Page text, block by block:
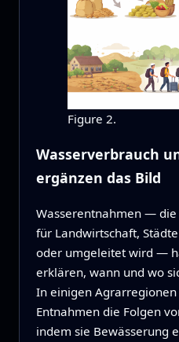
Figure 2.
Wasserverbrauch
ergänzen das Bild
Wasserentnahmen — die
für Landwirtschaft,
oder umgeleitet wird —
erklären, wann und wo
In einigen
Entnahmen die Folgen
indem sie Bewässerung